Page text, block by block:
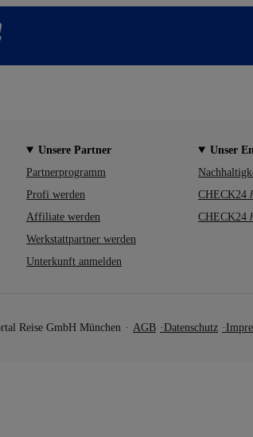
Unsere Partner
Partnerprogramm
Profi werden
Affiliate werden
Werkstattpartner werden
Unterkunft anmelden
Unser
CHECK24
CHECK24
Reise GmbH München AGB Datenschutz